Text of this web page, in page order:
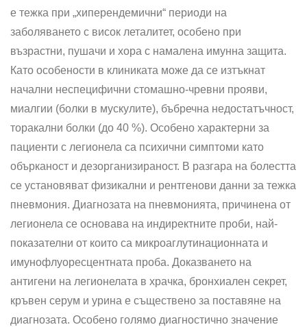
е тежка при „хиперендемични“ периоди на
заболяването с висок леталитет, особено при
възрастни, пуша­чи и хора с намалена имунна защита.
Като особености в клини­ката може да се изтъкнат
начални неспецифични стомашно-чревни прояви,
миалгии (болки в мускулите), бъбречна недостатъчност,
торакални болки (до 40 %). Особено характерни за
пациенти с легионела са психични симптоми като
обърканост и дезорганизираност. В разгара на болестта
се установяват физикални и рентгенови данни за тежка
пневмония. Диагнозата на пневмонията, причинена от
легионела се основава на индиректните проби, най-
показателни от които са микроаглутинационната и
имунофлуоресцентната проба. Доказването на
антигени на легионелата в храчка, бронхиален секрет,
кръвен серум и урина е съществено за поставяне на
диагнозата. Особено голямо диагностично значение